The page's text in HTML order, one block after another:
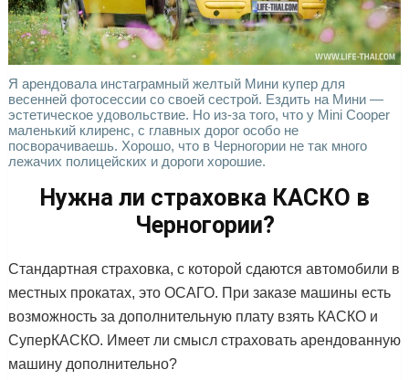
Я арендовала инстаграмный желтый Мини купер для
весенней фотосессии со своей сестрой. Ездить на Мини —
эстетическое удовольствие. Но из-за того, что у Mini Cooper
маленький клиренс, с главных дорог особо не
посворачиваешь. Хорошо, что в Черногории не так много
лежачих полицейских и дороги хорошие.
Нужна ли страховка КАСКО в
Черногории?
Стандартная страховка, с которой сдаются автомобили в
местных прокатах, это ОСАГО. При заказе машины есть
возможность за дополнительную плату взять КАСКО и
СуперКАСКО. Имеет ли смысл страховать арендованную
машину дополнительно?